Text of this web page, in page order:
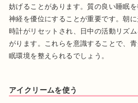
妨げることがあります。質の良い睡眠
神経を優位にすることが重要です。朝
時計がリセットされ、日中の活動リズ
がります。これらを意識することで、
眠環境を整えられるでしょう。
アイクリームを使う